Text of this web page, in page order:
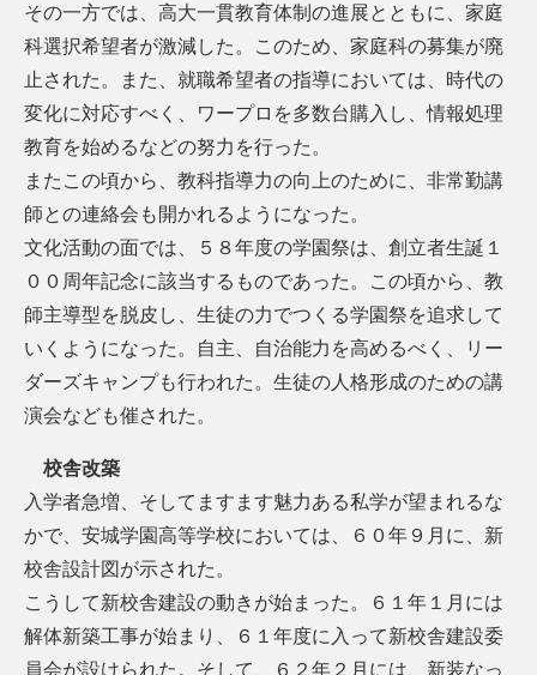
その一方では、高大一貫教育体制の進展とともに、家庭
科選択希望者が激減した。このため、家庭科の募集が廃
止された。また、就職希望者の指導においては、時代の
変化に対応すべく、ワープロを多数台購入し、情報処理
教育を始めるなどの努力を行った。
またこの頃から、教科指導力の向上のために、非常勤講
師との連絡会も開かれるようになった。
文化活動の面では、５８年度の学園祭は、創立者生誕１
００周年記念に該当するものであった。この頃から、教
師主導型を脱皮し、生徒の力でつくる学園祭を追求して
いくようになった。自主、自治能力を高めるべく、リー
ダーズキャンプも行われた。生徒の人格形成のための講
演会なども催された。
校舎改築
入学者急増、そしてますます魅力ある私学が望まれるな
かで、安城学園高等学校においては、６０年９月に、新
校舎設計図が示された。
こうして新校舎建設の動きが始まった。６１年１月には
解体新築工事が始まり、６１年度に入って新校舎建設委
員会が設けられた。そして、６２年２月には、新装なっ